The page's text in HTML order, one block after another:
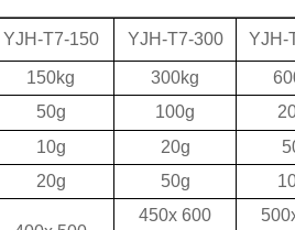
YJH-T7-150 YJH-T7-300 YJH-
150kg 300kg
50g 100g
10g 20g
20g 50g
450x 600